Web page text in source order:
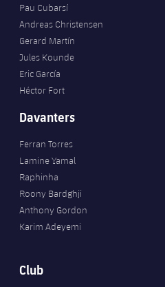
Pau Cubarsí
Andreas Christensen
Gerard Martín
Jules Kounde
Eric García
Héctor Fort
Davanters
Ferran Torres
Lamine Yamal
Raphinha
Roony Bardghji
Anthony Gordon
Karim Adeyemi
Club